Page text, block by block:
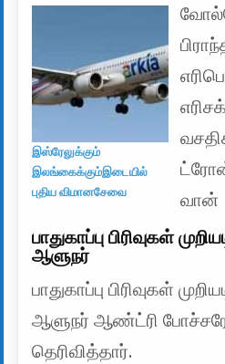
இஸ்ரேலுக்கும்
இலங்கைக்கும்இடையில்
புதிய விமானசேவை
வான்
பாதுகாப்பு பிரிவுகள்
ஆளுநர்
பாதுகாப்பு பிரிவுகள்
ஆளுநர் ஆண்ட்ரி
தெரிவித்தார்.